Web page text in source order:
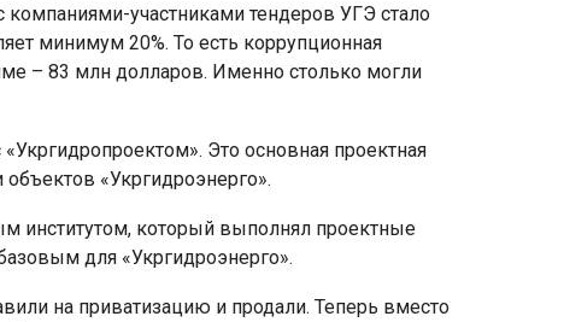
участниками тендеров УГЭ стало
минимум 20%. То есть коррупционная
– 83 млн долларов. Именно столько могли
Это основная проектная
«Укргидроэнерго».
институтом, который выполнял проектные
для «Укргидроэнерго».
на приватизацию и продали. Теперь вместо